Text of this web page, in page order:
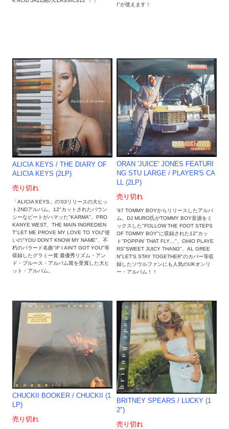
I"が使えます！
ALICIA KEYS / THE DIARY OF
ALICIA KEYS (2LP)
売り切れ
「ALICIA KEYS」の'03リリースの大ヒッ
ト2NDアルバム。12"カットされたバウン
シーなビートがハマッた"KARMA"、PRO
KANYE WEST、THE MAIN INGREDIEN
T"LET ME PROVE MY LOVE TO YOU"使
いの"YOU DON'T KNOW MY NAME"、不
朽のバラード名曲"IF I AIN'T GOT YOU"等
収録したグラミー賞 最優秀リズム・アン
ド・ブルース・アルバム賞を受賞した大ヒ
ット・アルバム。
ORAN 'JUICE' JONES FEATURI
NG STU LARGE ‎/ PLAYER'S CA
LL (2LP)
売り切れ
'97 TOMMY BOYからリリースしたアルバ
ム。DJ MURO氏がTOMMY BOY音源をミ
ックスした"FOLLOW THE FOOT STEPS
OF TOMMY BOY"に収録された12"カッ
ト"POPPIN' THAT FLY…"、OHIO PLAYE
RS"SWEET JUICY THANG"、AL GREE
N"LET'S STAY TOGETHER"のカバー等収
録したソウルファンにも人気のUKオンリ
ー・アルバム！！
CHUCKII BOOKER / CHUCKII (1
LP)
売り切れ
BRITNEY SPEARS / LUCKY (1
2")
売り切れ